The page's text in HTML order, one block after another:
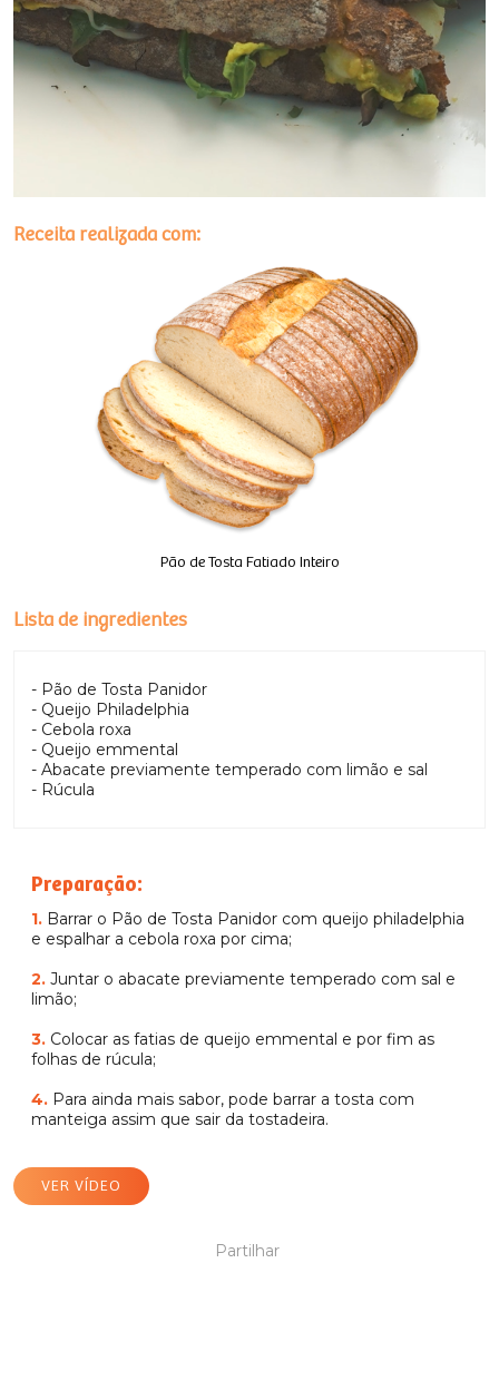
Receita realizada com:
Pão de Tosta Fatiado Inteiro
Lista de ingredientes
- Pão de Tosta Panidor
- Queijo Philadelphia
- Cebola roxa
- Queijo emmental
- Abacate previamente temperado com limão e sal
- Rúcula
Preparação:
1. Barrar o Pão de Tosta Panidor com queijo philadelphia
e espalhar a cebola roxa por cima;
2. Juntar o abacate previamente temperado com sal e
limão;
3. Colocar as fatias de queijo emmental e por fim as
folhas de rúcula;
4. Para ainda mais sabor, pode barrar a tosta com
manteiga assim que sair da tostadeira.
VER VÍDEO
Partilhar